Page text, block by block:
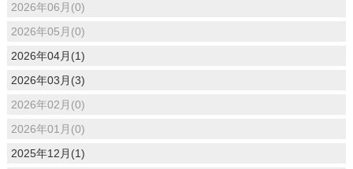
2026年06月(0)
2026年05月(0)
2026年04月(1)
2026年03月(3)
2026年02月(0)
2026年01月(0)
2025年12月(1)